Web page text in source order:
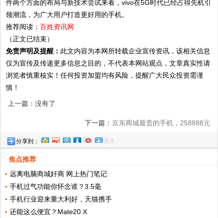
件两个方面的布局与新技术尝试来看，vivo在5G时代已经占得先机引
领潮流，为广大用户打造更好用的手机。
推荐阅读：百姓资讯网
（正文已结束）
免责声明及提醒： 此文内容为本网所转载企业宣传资讯，该相关信息
仅为宣传及传递更多信息之目的，不代表本网站观点，文章真实性请
浏览者慎重核实！任何投资加盟均有风险，提醒广大民众投资需谨
慎！
上一篇：没有了
下一篇： 京东商城最贵的手机，258888元
分享到： 更多
焦点推荐
远离电脑商城奸商 网上热门笔记
手机过气功能你怀念谁？3.5毫
手机行业迎来重大利好，天猫携手
还能这么便宜？Mate20 X